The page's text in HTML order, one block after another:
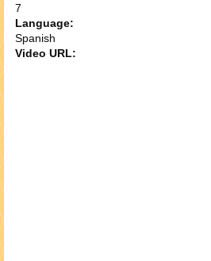
7
Language:
Spanish
Video URL: